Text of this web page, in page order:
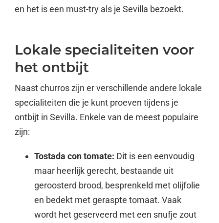
en het is een must-try als je Sevilla bezoekt.
Lokale specialiteiten voor
het ontbijt
Naast churros zijn er verschillende andere lokale
specialiteiten die je kunt proeven tijdens je
ontbijt in Sevilla. Enkele van de meest populaire
zijn:
Tostada con tomate: Dit is een eenvoudig
maar heerlijk gerecht, bestaande uit
geroosterd brood, besprenkeld met olijfolie
en bedekt met geraspte tomaat. Vaak
wordt het geserveerd met een snufje zout